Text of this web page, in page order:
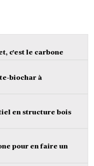
c’est le carbone
biochar à
en structure bois
pour en faire un